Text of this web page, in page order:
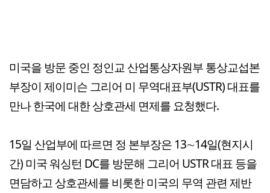
미국을 방문 중인 정인교 산업통상자원부 통상교섭본
부장이 제이미슨 그리어 미 무역대표부(USTR) 대표를
만나 한국에 대한 상호관세 면제를 요청했다.
15일 산업부에 따르면 정 본부장은 13∼14일(현지시
간) 미국 워싱턴 DC를 방문해 그리어 USTR 대표 등을
면담하고 상호관세를 비롯한 미국의 무역 관련 제반